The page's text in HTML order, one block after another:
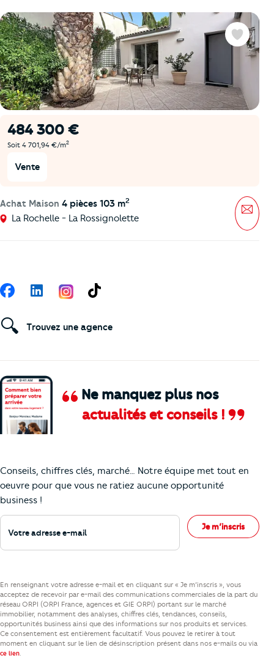
484 300 €
Soit 4 701,94 €/m2
Vente
Achat Maison 4 pièces 103 m2
La Rochelle - La Rossignolette
Favoris
Ne manquez plus nos
actualités et conseils !
Conseils, chiffres clés, marché… Notre équipe met tout en
oeuvre pour que vous ne ratiez aucune opportunité
business !
Votre adresse e-mail
Je m’inscris
Suivez-nous
FacebookLinkedIn TikTok
🔍 Trouvez une agence
En renseignant votre adresse e-mail et en cliquant sur « Je m’inscris », vous
acceptez de recevoir par e-mail des communications commerciales de la part du
réseau ORPI (ORPI France, agences et GIE ORPI) portant sur le marché
immobilier, notamment des analyses, chiffres clés, tendances, conseils,
opportunités business ainsi que des informations sur nos produits et services.
Ce consentement est entièrement facultatif. Vous pouvez le retirer à tout
moment en cliquant sur le lien de désinscription présent dans nos e-mails ou via
ce lien.